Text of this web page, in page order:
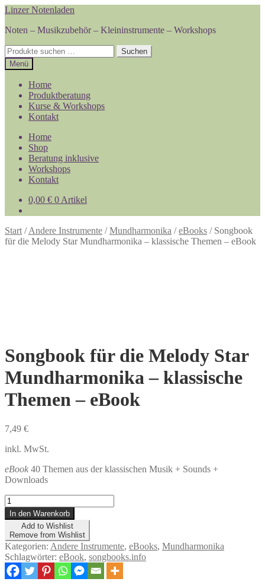
Zur
springen
Zum
springen
Linzer Notenladen
Noten – Musikzubehör – Kleininstrumente – Workshops
Suchen
nach:
Suchen
Menü
Home
Produktberatung
Kurse & Workshops
Kontakt
Home
Shop
Beratung inklusive
Workshops
Kontakt
0,00 € 0 Artikel
Start /Andere Instrumente /Mundharmonika /eBooks / Songbook
für die Melody Star Mundharmonika – klassische Themen – eBook
Songbook für die Melody Star
Mundharmonika – klassische
Themen – eBook
7,49 €
inkl. MwSt.
eBook 40 Themen aus der klassischen Musik + Sounds +
Downloads
Songbook
für
die
Melody
Star
Mundharmonika
-
klassische
In den Warenkorb
Add to Wishlist
Remove from Wishlist
Kategorien: Andere Instrumente, eBooks, Mundharmonika
Schlagwörter: eBook, songbooks.info